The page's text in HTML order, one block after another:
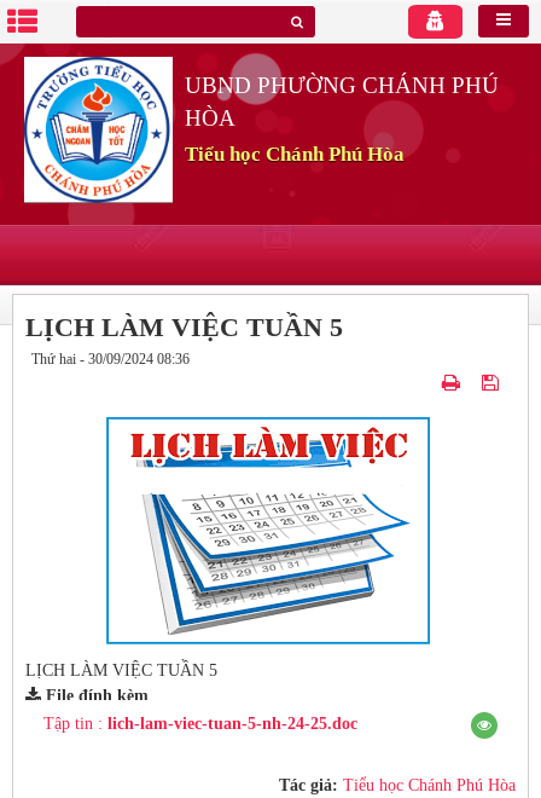
UBND PHƯỜNG CHÁNH PHÚ
HÒA
Tiểu học Chánh Phú Hòa
LỊCH LÀM VIỆC TUẦN 5
Thứ hai - 30/09/2024 08:36
LỊCH LÀM VIỆC TUẦN 5
File đính kèm
Tập tin : lich-lam-viec-tuan-5-nh-24-25.doc
Tác giả: Tiểu học Chánh Phú Hòa